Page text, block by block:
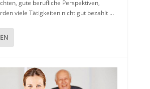
gute berufliche Perspektiven,
viele Tätigkeiten nicht gut bezahlt …